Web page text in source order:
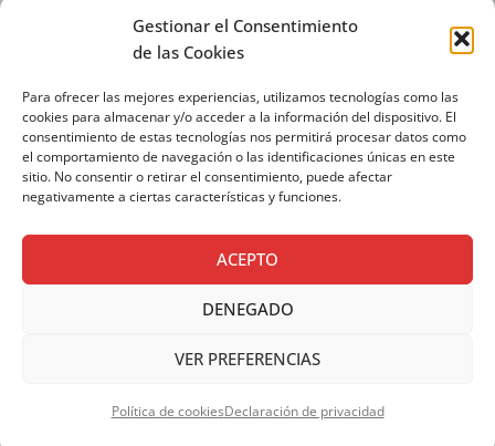
Gestionar el Consentimiento
de las Cookies
Para ofrecer las mejores experiencias, utilizamos tecnologías como las
cookies para almacenar y/o acceder a la información del dispositivo. El
consentimiento de estas tecnologías nos permitirá procesar datos como
el comportamiento de navegación o las identificaciones únicas en este
sitio. No consentir o retirar el consentimiento, puede afectar
negativamente a ciertas características y funciones.
ACEPTO
DENEGADO
VER PREFERENCIAS
Política de cookiesDeclaración de privacidad
AVISO LEGAL|POLÍTICA DE PRIVACIDAD|
POLÍTICA DE COOKIES
Copyright © 2026 SALESIANOS